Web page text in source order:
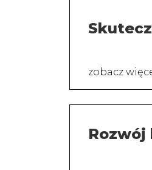
zobacz
Rozwój